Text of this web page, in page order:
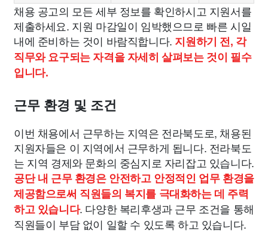
채용 공고의 모든 세부 정보를 확인하시고 지원서를
제출하세요. 지원 마감일이 임박했으므로 빠른 시일
내에 준비하는 것이 바람직합니다. 지원하기 전, 각
직무와 요구되는 자격을 자세히 살펴보는 것이 필수
입니다.
근무 환경 및 조건
이번 채용에서 근무하는 지역은 전라북도로, 채용된
지원자들은 이 지역에서 근무하게 됩니다. 전라북도
는 지역 경제와 문화의 중심지로 자리잡고 있습니다.
공단 내 근무 환경은 안전하고 안정적인 업무 환경을
제공함으로써 직원들의 복지를 극대화하는 데 주력
하고 있습니다. 다양한 복리후생과 근무 조건을 통해
직원들이 부담 없이 일할 수 있도록 하고 있습니다.